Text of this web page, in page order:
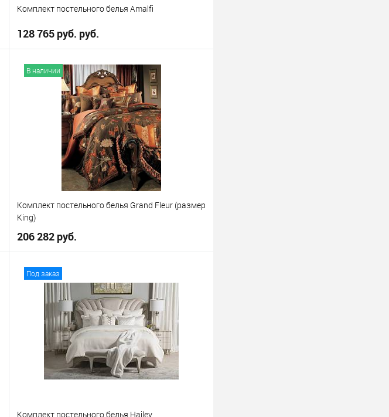
Комплект постельного белья Amalfi
128 765 руб. руб.
В корзину
В избранное
Queen
В наличии
Комплект постельного белья Grand Fleur (размер
King)
206 282 руб.
В избранное
Под заказ
Комплект постельного белья Hailey